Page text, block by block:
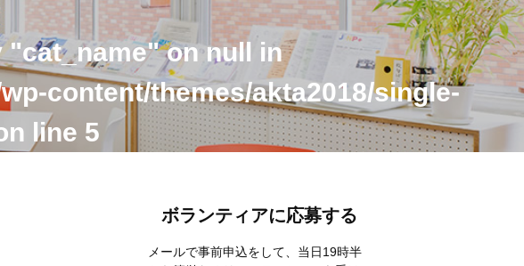
on null in
content/themes/akta2018/single-
line 5
ボランティアに応募する
メールで事前申込をして、当日19時半